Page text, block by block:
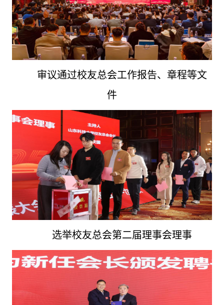
审议通过校友总会工作报告、章程等文
件
选举校友总会第二届理事会理事